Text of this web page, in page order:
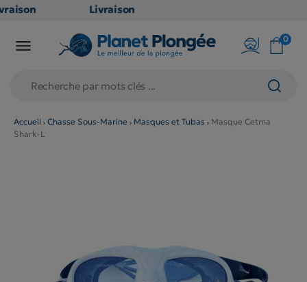
Livraison
en point
79€
(hors
 0
Accueil Chasse Sous-Marine Masques et Tubas
Masque Cetma
Shark-L